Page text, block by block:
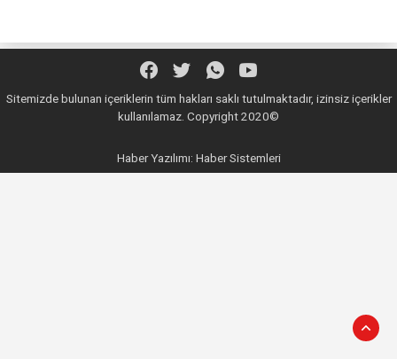
Sitemizde bulunan içeriklerin tüm hakları saklı tutulmaktadır, izinsiz içerikler
kullanılamaz. Copyright 2020©
Haber Yazılımı: Haber Sistemleri